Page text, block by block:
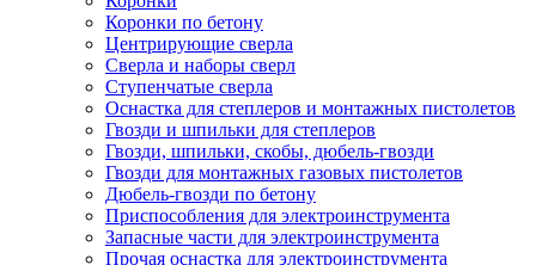
Коронки по бетону
Центрирующие сверла
Сверла и наборы сверл
Ступенчатые сверла
Оснастка для степлеров и монтажных пистолетов
Гвозди и шпильки для степлеров
Гвозди, шпильки, скобы, дюбель-гвозди
Гвозди для монтажных газовых пистолетов
Дюбель-гвозди по бетону
Приспособления для электроинструмента
Запасные части для электроинструмента
Прочая оснастка для электроинструмента